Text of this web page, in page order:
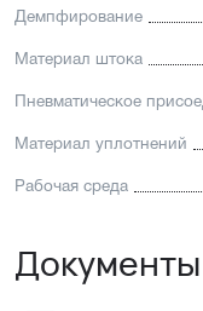
Демпфирование
Материал штока
Пневматическое
Материал уплотнений
Рабочая среда
Документы